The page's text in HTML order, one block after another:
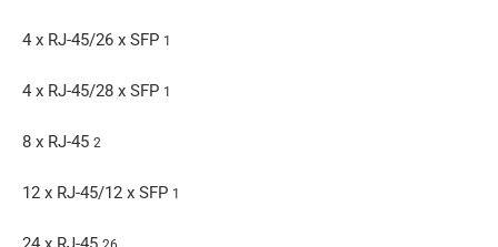
4 x RJ-45/26 x SFP 1
4 x RJ-45/28 x SFP 1
8 x RJ-45 2
12 x RJ-45/12 x SFP 1